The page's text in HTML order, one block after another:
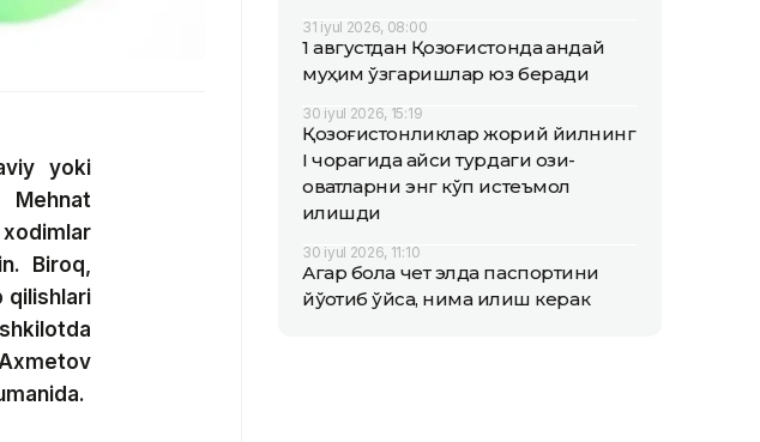
yoki
Mehnat
Biroq,
qilishlari
31 iyul 2026, 08:00
1 августдан Қозоғистонда қандай
муҳим ўзгаришлар юз беради
30 iyul 2026, 15:19
Қозоғистонликлар жорий йилнинг
I чорагида қайси турдаги озиқ-
овқатларни энг кўп истеъмол
қилишди
30 iyul 2026, 11:10
Агар бола чет элда паспортини
йўқотиб қўйса, нима қилиш керак